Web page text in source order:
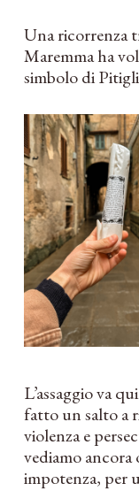
Una ricorrenza
Maremma ha
simbolo di
L’assaggio va
fatto un salto a
violenza e
vediamo
impotenza, per